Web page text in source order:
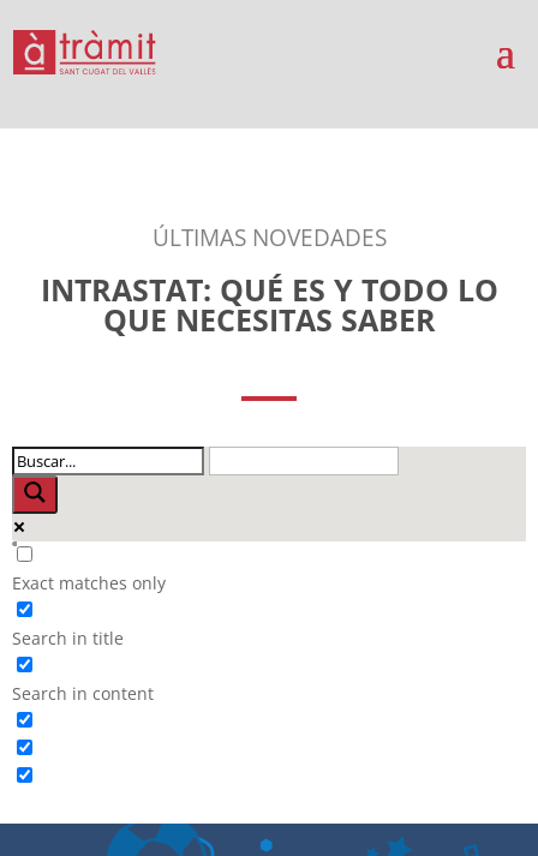
ÚLTIMAS NOVEDADES
INTRASTAT: QUÉ ES Y TODO LO
QUE NECESITAS SABER
Exact matches only
Search in title
Search in content